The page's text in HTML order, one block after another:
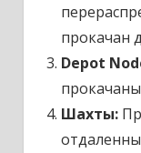
прокачан
Depot
Шахты: